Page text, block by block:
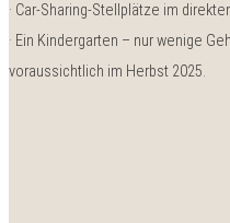
· Car-Sharing-Stellplätze im
· Ein Kindergarten – nur wenige
voraussichtlich im Herbst 2025.